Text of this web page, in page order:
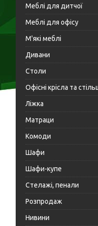
Меблі для дитчої
Меблі для офісу
М'які меблі
Дивани
Столи
Офісні крісла та
Ліжка
Матраци
Комоди
Шафи
Шафи-купе
Стелажі, пенали
Розпродаж
Нивини